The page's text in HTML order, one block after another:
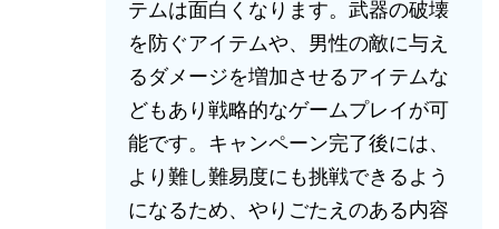
テムは面白くなります。武器の破壊
を防ぐアイテムや、男性の敵に与え
るダメージを増加させるアイテムな
どもあり戦略的なゲームプレイが可
能です。キャンペーン完了後には、
より難し難易度にも挑戦できるよう
になるため、やりごたえのある内容